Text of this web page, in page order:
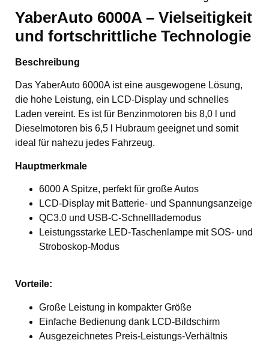
YaberAuto 6000A – Vielseitigkeit
und fortschrittliche Technologie
Beschreibung
Das YaberAuto 6000A ist eine ausgewogene Lösung,
die hohe Leistung, ein LCD-Display und schnelles
Laden vereint. Es ist für Benzinmotoren bis 8,0 l und
Dieselmotoren bis 6,5 l Hubraum geeignet und somit
ideal für nahezu jedes Fahrzeug.
Hauptmerkmale
6000 A Spitze, perfekt für große Autos
LCD-Display mit Batterie- und Spannungsanzeige
QC3.0 und USB-C-Schnelllademodus
Leistungsstarke LED-Taschenlampe mit SOS- und
Stroboskop-Modus
Vorteile:
Große Leistung in kompakter Größe
Einfache Bedienung dank LCD-Bildschirm
Ausgezeichnetes Preis-Leistungs-Verhältnis